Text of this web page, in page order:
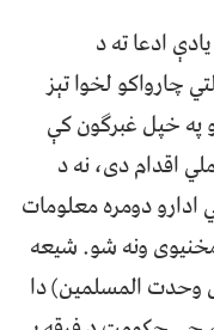
ادعا ته د
چارواکو لخوا تېز
په خپل غبرګون کې
اقدام دی، نه د
دومره معلومات
مخنيوی ونه شو. شيعه
وحدت المسلمین) دا